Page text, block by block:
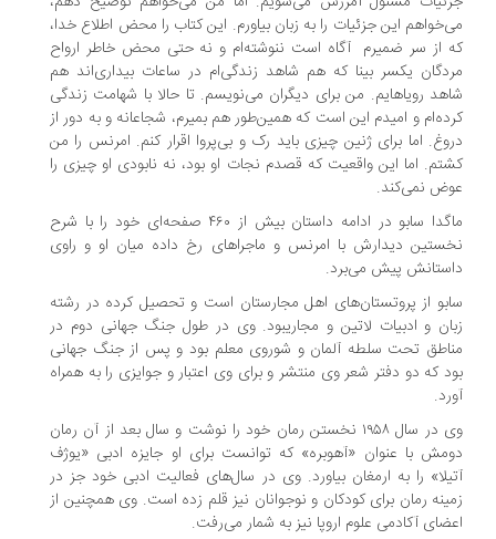
می‌خواهم این جزئیات را به زبان بیاورم. این کتاب را محض اطلاع خدا،
که از سر ضمیرم آگاه است ننوشته‌ام و نه حتی محض خاطر ارواح
مردگان یکسر بینا که هم شاهد زندگی‌ام در ساعات بیداری‌اند هم
شاهد رویاهایم. من برای دیگران می‌نویسم. تا حالا با شهامت زندگی
کرده‌ام و امیدم این است که همین‌طور هم بمیرم، شجاعانه و به دور از
دروغ. اما برای ژنین چیزی باید رک و بی‌پروا اقرار کنم. امرنس را من
کشتم. اما این واقعیت که قصدم نجات او بود، نه نابودی او چیزی را
عوض نمی‌کند.
ماگدا سابو در ادامه داستان بیش از ۴۶۰ صفحه‌ای خود را با شرح
نخستین دیدارش با امرنس و ماجراهای رخ داده میان او و راوی
داستانش پیش می‌برد.
سابو از پروتستان‌های اهل مجارستان است و تحصیل کرده در رشته
زبان و ادبیات لاتین و مجاریبود. وی در طول جنگ جهانی دوم در
مناطق تحت سلطه آلمان و شوروی معلم بود و پس از جنگ جهانی
بود که دو دفتر شعر وی منتشر و برای وی اعتبار و جوایزی را به همراه
آورد.
وی در سال ۱۹۵۸ نخستن رمان خود را نوشت و سال بعد از آن رمان
دومش با عنوان «آهوبره» که توانست برای او جایزه ادبی «یوژف
آتیلا» را به ارمغان بیاورد. وی در سال‌های فعالیت ادبی خود جز در
زمینه رمان برای کودکان و نوجوانان نیز قلم زده است. وی همچنین از
اعضای آکادمی علوم اروپا نیز به شمار می‌رفت.